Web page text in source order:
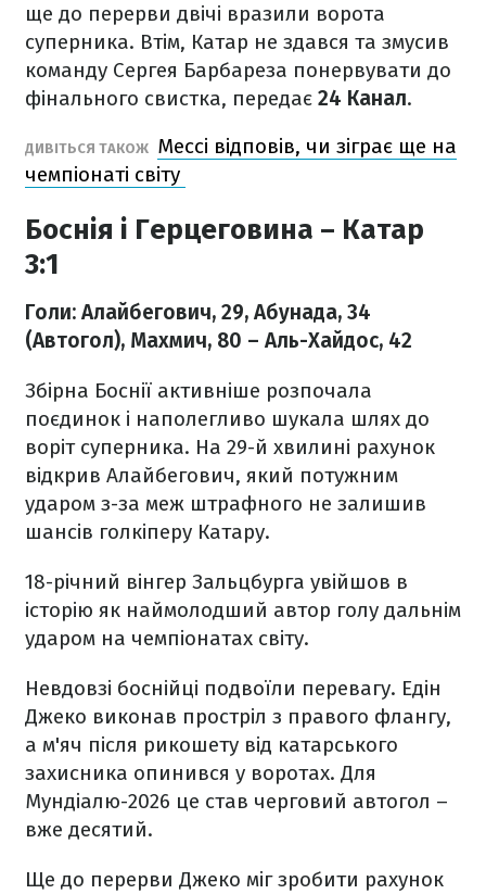
ще до перерви двічі вразили ворота
суперника. Втім, Катар не здався та змусив
команду Сергея Барбареза понервувати до
фінального свистка, передає 24 Канал.
ДИВІТЬСЯ ТАКОЖ Мессі відповів, чи зіграє ще на
чемпіонаті світу
Боснія і Герцеговина – Катар
3:1
Голи: Алайбегович, 29, Абунада, 34
(Автогол), Махмич, 80 – Аль-Хайдос, 42
Збірна Боснії активніше розпочала
поєдинок і наполегливо шукала шлях до
воріт суперника. На 29-й хвилині рахунок
відкрив Алайбегович, який потужним
ударом з-за меж штрафного не залишив
шансів голкіперу Катару.
18-річний вінгер Зальцбурга увійшов в
історію як наймолодший автор голу дальнім
ударом на чемпіонатах світу.
Невдовзі боснійці подвоїли перевагу. Едін
Джеко виконав простріл з правого флангу,
а м'яч після рикошету від катарського
захисника опинився у воротах. Для
Мундіалю-2026 це став черговий автогол –
вже десятий.
Ще до перерви Джеко міг зробити рахунок